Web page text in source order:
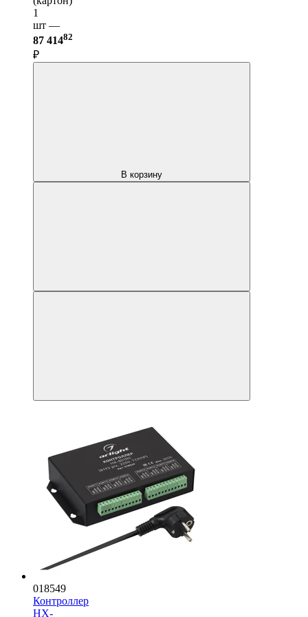
1
шт —
87 41482
₽
В корзину
018549
Контроллер
HX-